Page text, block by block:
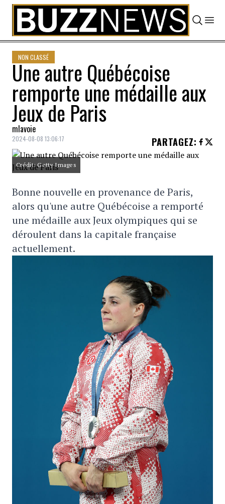
Skip to content
NON CLASSÉ
Une autre Québécoise
remporte une médaille aux
Jeux de Paris
mlavoie
2024-08-08 13:06:17 PARTAGEZ:
Crédit: Getty Images
Bonne nouvelle en provenance de Paris,
alors qu'une autre Québécoise a remporté
une médaille aux Jeux olympiques qui se
déroulent dans la capitale française
actuellement.